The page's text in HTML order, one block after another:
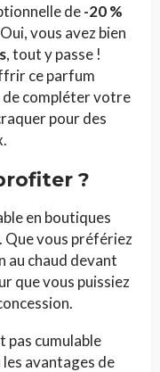
de-20 %
vous avez bien
, tout y passe !
ce parfum
de compléter votre
pour des
?
en boutiques
. Que vous préfériez
au chaud devant
que vous puissiez
pas cumulable
avantages de